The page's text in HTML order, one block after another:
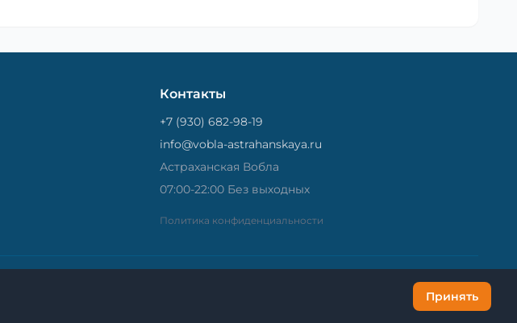
Контакты
+7 (930) 682-98-19
info@vobla-astrahanskaya.ru
Астраханская Вобла
07:00-22:00 Без выходных
Политика конфиденциальности
Принять